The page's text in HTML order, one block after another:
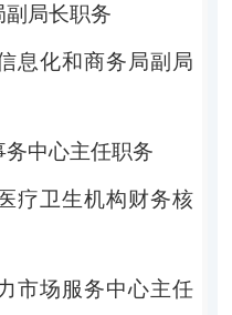
副局长职务
息化和商务局副局
中心主任职务
疗卫生机构财务核
市场服务中心主任